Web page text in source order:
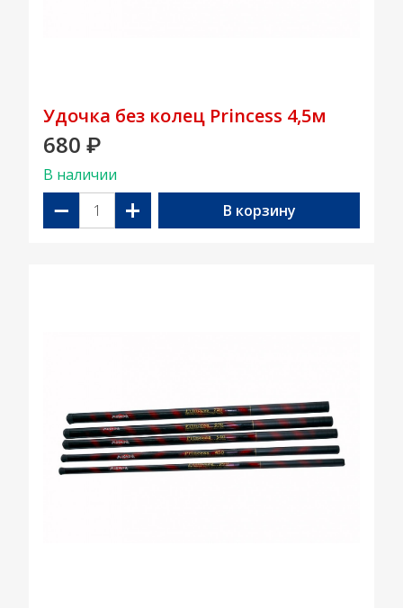
Удочка без колец Princess 4,5м
680 ₽
В наличии
− + В корзину